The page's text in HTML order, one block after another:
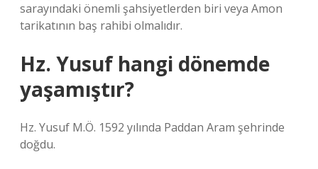
sarayındaki önemli şahsiyetlerden biri veya Amon
tarikatının baş rahibi olmalıdır.
Hz. Yusuf hangi dönemde
yaşamıştır?
Hz. Yusuf M.Ö. 1592 yılında Paddan Aram şehrinde
doğdu.